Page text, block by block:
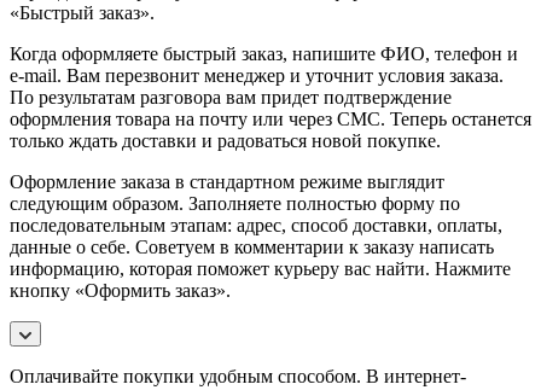
«Быстрый заказ».
Когда оформляете быстрый заказ, напишите ФИО, телефон и
e-mail. Вам перезвонит менеджер и уточнит условия заказа.
По результатам разговора вам придет подтверждение
оформления товара на почту или через СМС. Теперь останется
только ждать доставки и радоваться новой покупке.
Оформление заказа в стандартном режиме выглядит
следующим образом. Заполняете полностью форму по
последовательным этапам: адрес, способ доставки, оплаты,
данные о себе. Советуем в комментарии к заказу написать
информацию, которая поможет курьеру вас найти. Нажмите
кнопку «Оформить заказ».
Оплачивайте покупки удобным способом. В интернет-